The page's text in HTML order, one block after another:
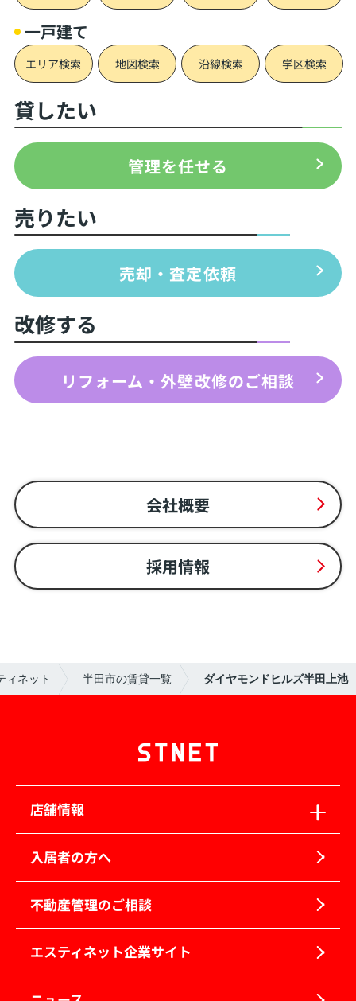
一戸建て
エリア検索 地図検索 沿線検索 学区検索
貸したい
管理を任せる
売りたい
売却・査定依頼
改修する
リフォーム・外壁改修のご相談
会社概要
採用情報
ィネット 半田市の賃貸一覧 ダイヤモンドヒルズ半田上池
店舗情報
入居者の方へ
不動産管理のご相談
エスティネット企業サイト